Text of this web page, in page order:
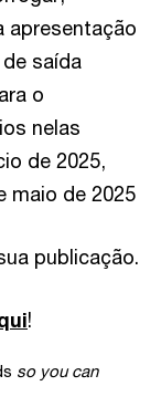
apresentação
saída
o
nelas
de 2025,
maio de 2025
publicação.
!
so you can